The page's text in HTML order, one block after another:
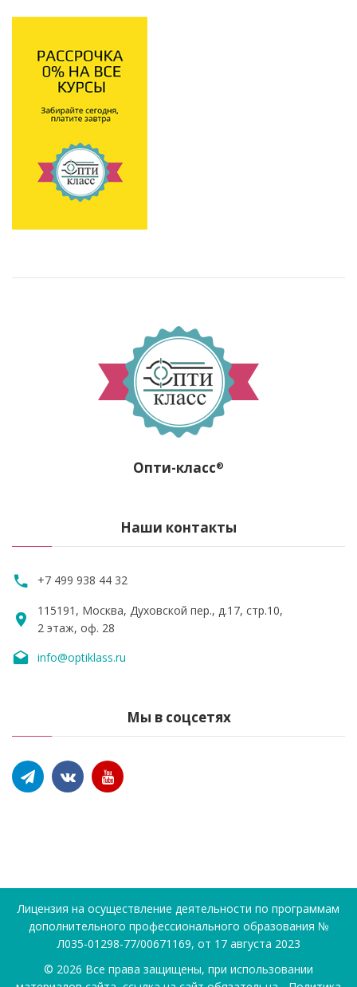
Опти-класс®
Наши контакты
+7 499 938 44 32
115191, Москва, Духовской пер., д.17, стр.10,
2 этаж, оф. 28
info@optiklass.ru
Мы в соцсетях
Лицензия на осуществление деятельности по программам
дополнительного профессионального образования №
Л035-01298-77/00671169, от 17 августа 2023
© 2026 Все права защищены, при использовании